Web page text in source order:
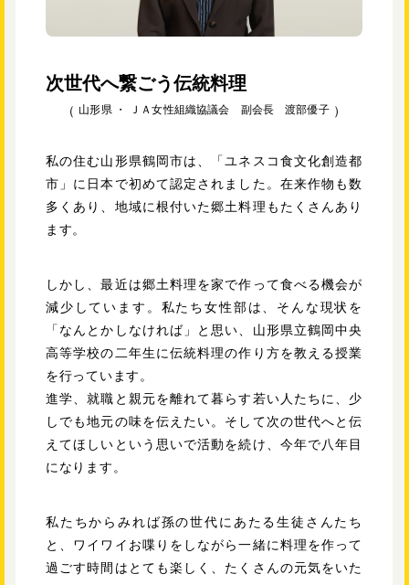
次世代へ繋ごう伝統料理
山形県 ・ ＪＡ女性組織協議会 副会長 渡部優子
私の住む山形県鶴岡市は、「ユネスコ食文化創造都
市」に日本で初めて認定されました。在来作物も数
多くあり、地域に根付いた郷土料理もたくさんあり
ます。
しかし、最近は郷土料理を家で作って食べる機会が
減少しています。私たち女性部は、そんな現状を
「なんとかしなければ」と思い、山形県立鶴岡中央
高等学校の二年生に伝統料理の作り方を教える授業
を行っています。
進学、就職と親元を離れて暮らす若い人たちに、少
しでも地元の味を伝えたい。そして次の世代へと伝
えてほしいという思いで活動を続け、今年で八年目
になります。
私たちからみれば孫の世代にあたる生徒さんたち
と、ワイワイお喋りをしながら一緒に料理を作って
過ごす時間はとても楽しく、たくさんの元気をいた